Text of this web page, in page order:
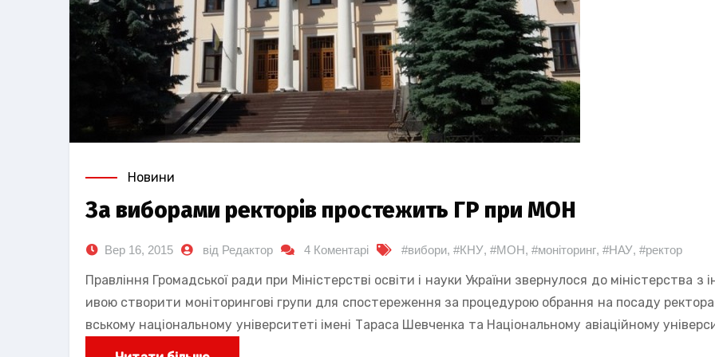
Новини
За виборами ректорів простежить ГР при МОН
Вер 16, 2015 від Редактор 4 Коментарі #вибори, #КНУ, #МОН, #моніторинг, #НАУ, #ректор
Правління Громадської ради при Міністерстві освіти і науки України звернулося до міністерства з
ивою створити моніторингові групи для спостереження за процедурою обрання на посаду ректора
вському національному університеті імені Тараса Шевченка та Національному авіаційному